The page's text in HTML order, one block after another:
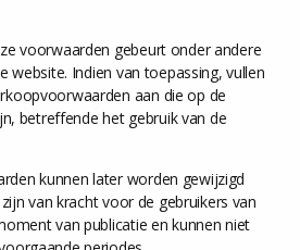
voorwaarden gebeurt onder andere
website. Indien van toepassing, vullen
aan die op de
betreffende het gebruik van de
kunnen later worden gewijzigd
van kracht voor de gebruikers van
van publicatie en kunnen niet